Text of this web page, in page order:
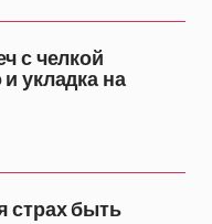
с челкой
укладка на
страх быть